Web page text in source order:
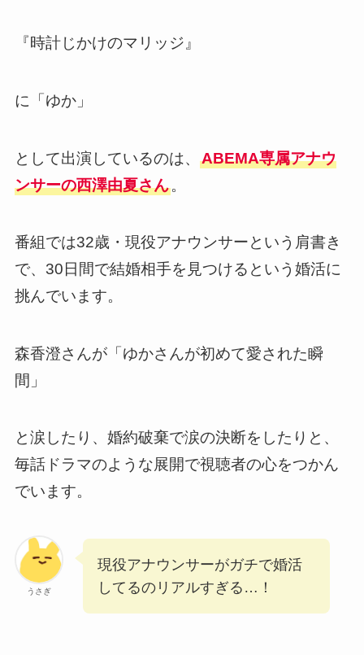
『時計じかけのマリッジ』
に「ゆか」
として出演しているのは、 ABEMA専属アナウ
ンサーの西澤由夏さん。
番組では32歳・現役アナウンサーという肩書き
で、30日間で結婚相手を見つけるという婚活に
挑んでいます。
森香澄さんが「ゆかさんが初めて愛された瞬
間」
と涙したり、婚約破棄で涙の決断をしたりと、
毎話ドラマのような展開で視聴者の心をつかん
でいます。
うさぎ
現役アナウンサーがガチで婚活
してるのリアルすぎる…！